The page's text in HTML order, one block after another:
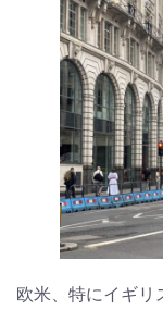
欧米、特にイギリ